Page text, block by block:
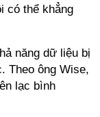
có thể khẳng
năng dữ liệu bị
Theo ông Wise,
lạc bình